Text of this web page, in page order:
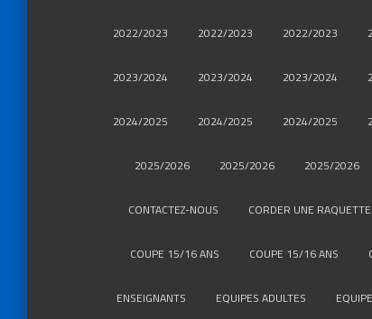
2022/2023 2022/2023 2022/2023
2023/2024 2023/2024 2023/2024
2024/2025 2024/2025 2024/2025
2025/2026 2025/2026 2025/2026
CONTACTEZ-NOUS CORDER UNE RAQUETTE
COUPE 15/16 ANS COUPE 15/16 ANS
ENSEIGNANTS EQUIPES ADULTES